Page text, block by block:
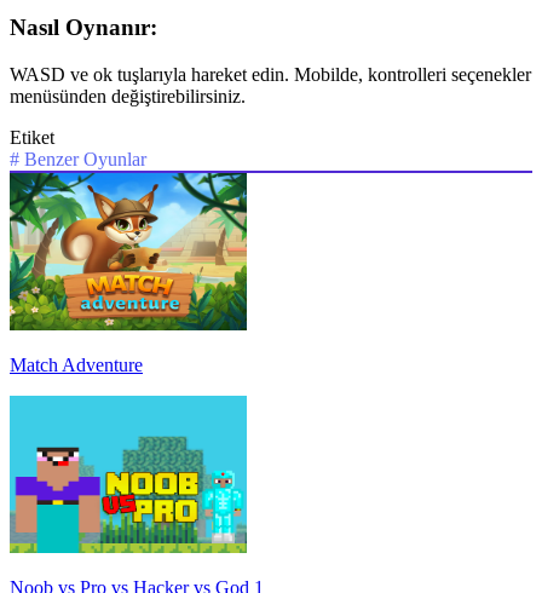
Nasıl Oynanır:
WASD ve ok tuşlarıyla hareket edin. Mobilde, kontrolleri seçenekler
menüsünden değiştirebilirsiniz.
Etiket
# Benzer Oyunlar
Match Adventure
Noob vs Pro vs Hacker vs God 1